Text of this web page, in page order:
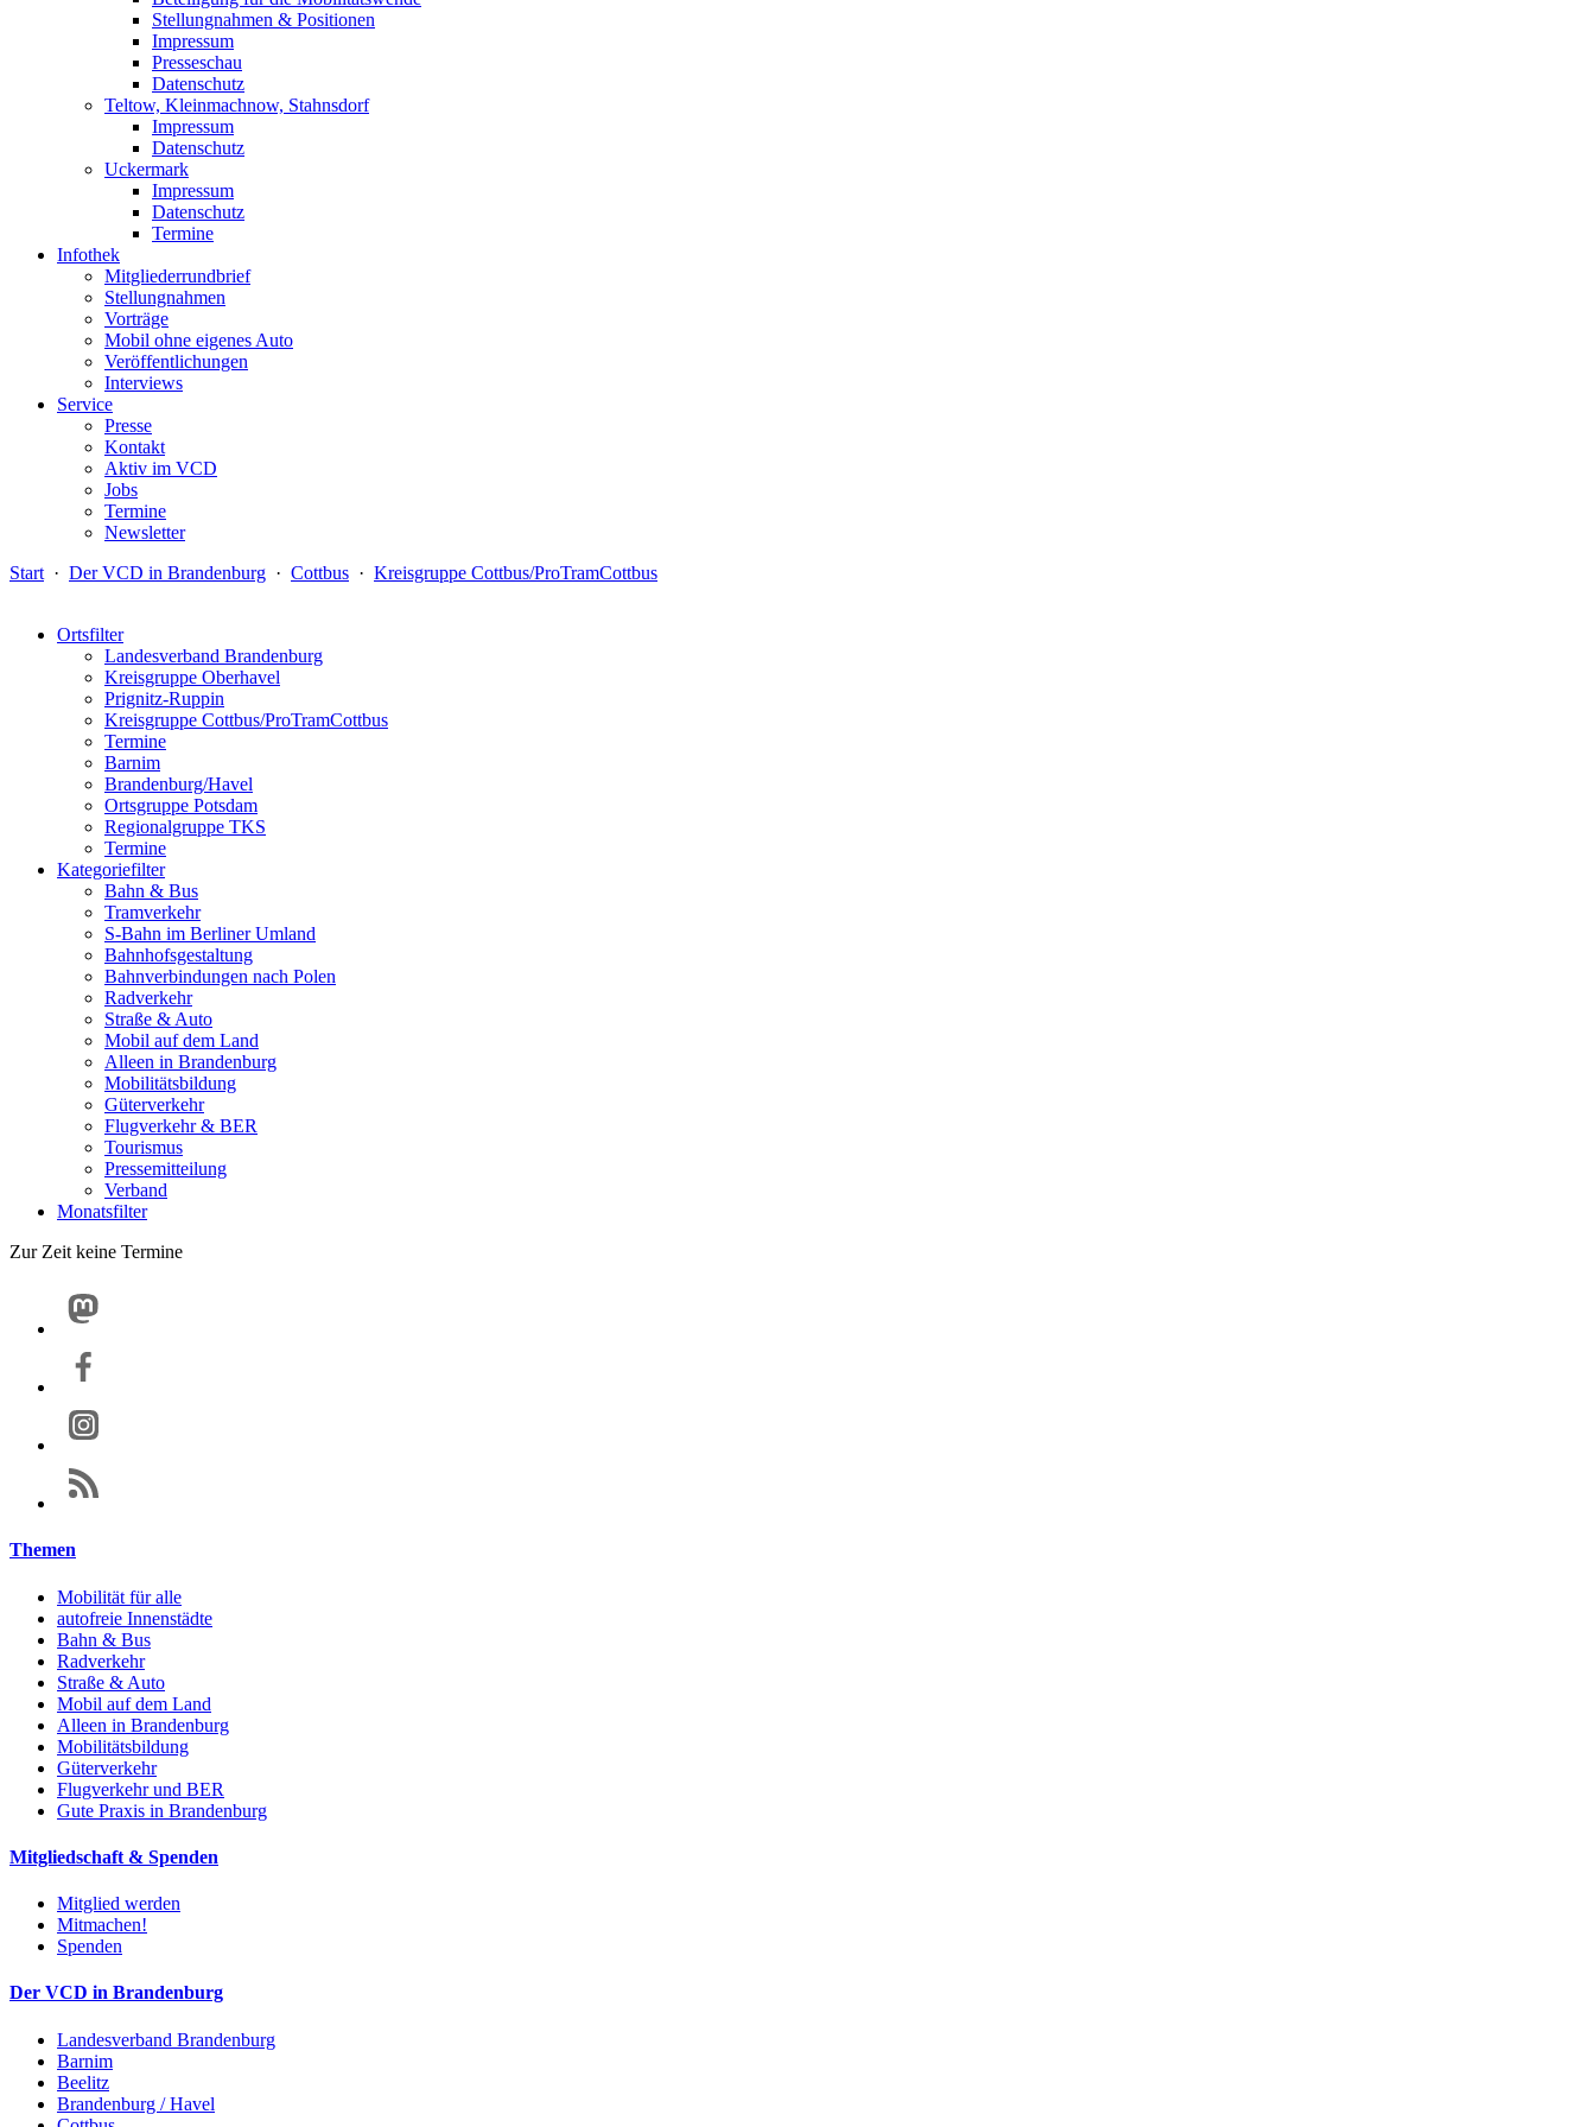
Stellungnahmen & Positionen
Impressum
Presseschau
Datenschutz
Teltow, Kleinmachnow, Stahnsdorf
Impressum
Datenschutz
Uckermark
Impressum
Datenschutz
Termine
Infothek
Mitgliederrundbrief
Stellungnahmen
Vorträge
Mobil ohne eigenes Auto
Veröffentlichungen
Interviews
Service
Presse
Kontakt
Aktiv im VCD
Jobs
Termine
Newsletter
Start · Der VCD in Brandenburg · Cottbus · Kreisgruppe Cottbus/ProTramCottbus
Ortsfilter
Landesverband Brandenburg
Kreisgruppe Oberhavel
Prignitz-Ruppin
Kreisgruppe Cottbus/ProTramCottbus
Termine
Barnim
Brandenburg/Havel
Ortsgruppe Potsdam
Regionalgruppe TKS
Termine
Kategoriefilter
Bahn & Bus
Tramverkehr
S-Bahn im Berliner Umland
Bahnhofsgestaltung
Bahnverbindungen nach Polen
Radverkehr
Straße & Auto
Mobil auf dem Land
Alleen in Brandenburg
Mobilitätsbildung
Güterverkehr
Flugverkehr & BER
Tourismus
Pressemitteilung
Verband
Monatsfilter
Zur Zeit keine Termine
Themen
Mobilität für alle
autofreie Innenstädte
Bahn & Bus
Radverkehr
Straße & Auto
Mobil auf dem Land
Alleen in Brandenburg
Mobilitätsbildung
Güterverkehr
Flugverkehr und BER
Gute Praxis in Brandenburg
Mitgliedschaft & Spenden
Mitglied werden
Mitmachen!
Spenden
Der VCD in Brandenburg
Landesverband Brandenburg
Barnim
Beelitz
Brandenburg / Havel